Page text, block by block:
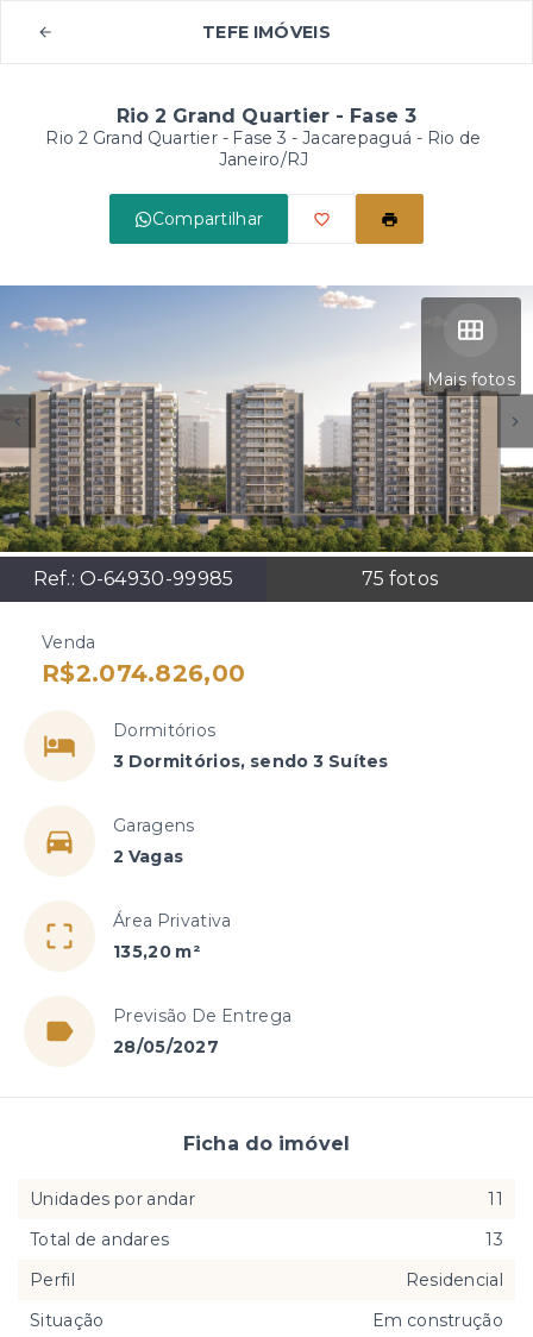
TEFE IMÓVEIS
Rio 2 Grand Quartier - Fase 3
Rio 2 Grand Quartier - Fase 3 - Jacarepaguá - Rio de
Janeiro/RJ
Compartilhar
Mais fotos
Ref.: O-64930-99985 75 fotos
Venda
R$2.074.826,00
Dormitórios
3 Dormitórios, sendo 3 Suítes
Garagens
2 Vagas
Área Privativa
135,20 m²
Previsão De Entrega
28/05/2027
Ficha do imóvel
Unidades por andar
11
Total de andares
13
Perfil
Residencial
Situação
Em construção